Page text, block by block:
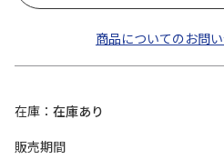
商品についてのお問
在庫
在庫あり
販売期間